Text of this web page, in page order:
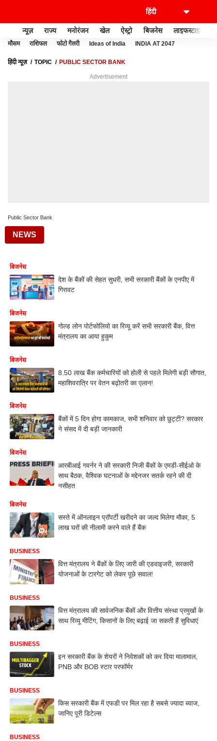
न्यूज़ राज्य मनोरंजन खेल ऐस्ट्रो बिजनेस लाइफस्टाइल
मौसम राशिफल फोटो गैलरी Ideas of India INDIA AT 2047
हिंदी न्यूज़ TOPIC PUBLIC SECTOR BANK
Advertisement
Public Sector Bank
NEWS
बिजनेस
देश के बैंकों की सेहत सुधरी, सभी सरकारी बैंकों के एनपीए में
गिरावट
बिजनेस
गोल्ड लोन पोर्टफोलियो का रिव्यू करें सभी सरकारी बैंक, वित्त
मंत्रालय का आया हुकुम
बिजनेस
8.50 लाख बैंक कर्मचारियों को होली से पहले मिलेगी बड़ी सौगात,
महाशिवरात्रि पर वेतन बढ़ोतरी का एलान!
बिजनेस
बैंकों में 5 दिन होगा कामकाज, सभी शनिवार को छुट्टी? सरकार
ने संसद में दी बड़ी जानकारी
बिजनेस
आरबीआई गवर्नर ने की सरकारी निजी बैंकों के एमडी-सीईओ के
साथ बैठक, वैश्विक घटनाओं के मद्देनजर सतर्क रहने की दी
नसीहत
बिजनेस
सस्‍ते में ऑनलाइन प्रॉपर्टी खरीदने का जल्‍द मिलेगा मौका, 5
लाख घरों की नीलामी करने वाले हैं बैंक
BUSINESS
वित्त मंत्रालय ने बैंकों के लिए जारी की एडवाइजरी, सरकारी
योजनाओं के टारगेट को लेकर पूछे सवाल!
BUSINESS
वित्त मंत्रालय की सार्वजनिक बैंकों और वित्तीय संस्था प्रमुखों के
साथ रिव्यू मीटिंग, किसानों के लिए बढ़ाई जा सकती हैं सुविधाएं
BUSINESS
इन सरकारी बैंक के शेयरों ने निवेशकों को कर दिया मालामाल,
PNB और BOB स्टार परफॉर्मर
BUSINESS
किस सरकारी बैंक में एफडी पर मिल रहा है सबसे ज्यादा ब्याज,
जानिए पूरी डिटेल्स
BUSINESS